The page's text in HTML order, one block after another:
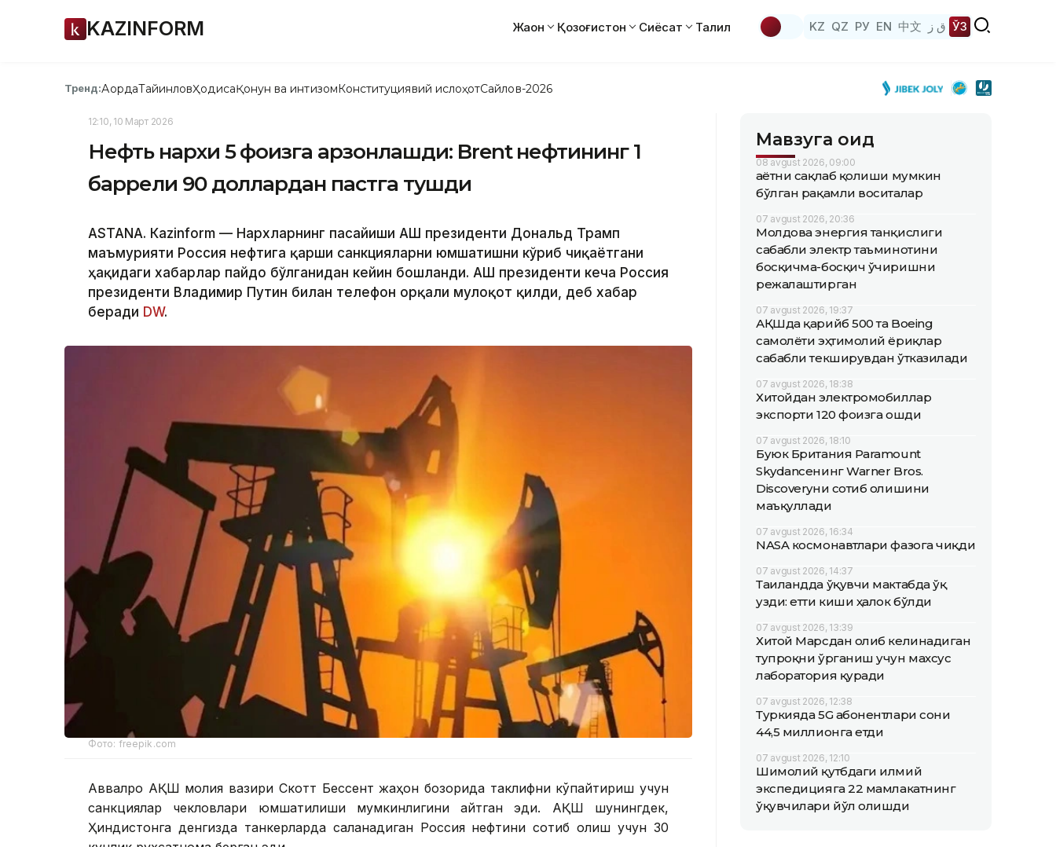
KAZINFORM Жаҳон Қозоғистон Сиёсат Таҳлил KZ QZ РУ EN 中文 ق ز ЎЗ
Тренд:АқордаТайинловҲодисаҚонун ва интизомКонституциявий ислоҳотСайлов-2026
12:10, 10 Март 2026
Нефть нархи 5 фоизга арзонлашди: Brent нефтининг 1
баррели 90 доллардан пастга тушди
ASTANА. Кazinform — Нархларнинг пасайиши АҚШ президенти Дональд Трамп
маъмурияти Россия нефтига қарши санкцияларни юмшатишни кўриб чиқаётгани
ҳақидаги хабарлар пайдо бўлганидан кейин бошланди. АҚШ президенти кеча Россия
президенти Владимир Путин билан телефон орқали мулоқот қилди, деб хабар
беради DW.
Фото: freepik.com
Аввалроқ АҚШ молия вазири Скотт Бессент жаҳон бозорида таклифни кўпайтириш учун
санкциялар чекловлари юмшатилиши мумкинлигини айтган эди. АҚШ шунингдек,
Ҳиндистонга денгизда танкерларда сақланадиган Россия нефтини сотиб олиш учун 30
Мавзуга оид
08 avgust 2026, 09:00
Ҳаётни сақлаб қолиши мумкин
бўлган рақамли воситалар
07 avgust 2026, 20:36
Молдова энергия танқислиги
сабабли электр таъминотини
босқичма-босқич ўчиришни
режалаштирган
07 avgust 2026, 19:37
АҚШда қарийб 500 та Boeing
самолёти эҳтимолий ёриқлар
сабабли текширувдан ўтказилади
07 avgust 2026, 18:38
Хитойдан электромобиллар
экспорти 120 фоизга ошди
07 avgust 2026, 18:10
Буюк Британия Paramount
Skydanceнинг Warner Bros.
Discoveryни сотиб олишини
маъқуллади
07 avgust 2026, 16:34
NASA космонавтлари фазога чиқди
07 avgust 2026, 14:37
Таиландда ўқувчи мактабда ўқ
узди: етти киши ҳалок бўлди
07 avgust 2026, 13:39
Хитой Марсдан олиб келинадиган
тупроқни ўрганиш учун махсус
лаборатория қуради
07 avgust 2026, 12:38
Туркияда 5G абонентлари сони
44,5 миллионга етди
07 avgust 2026, 12:10
Шимолий қутбдаги илмий
экспедицияга 22 мамлакатнинг
ўқувчилари йўл олишди